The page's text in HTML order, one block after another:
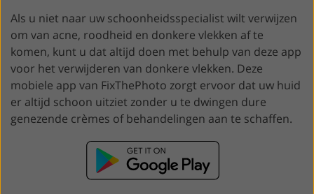
Als u niet naar uw schoonheidsspecialist wilt verwijzen
om van acne, roodheid en donkere vlekken af te
komen, kunt u dat altijd doen met behulp van deze app
voor het verwijderen van donkere vlekken. Deze
mobiele app van FixThePhoto zorgt ervoor dat uw huid
er altijd schoon uitziet zonder u te dwingen dure
genezende crèmes of behandelingen aan te schaffen.